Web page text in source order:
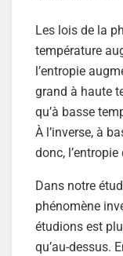
Les lois de la
température
l’entropie
grand à haute
qu’à basse
À l’inverse, à
donc,
Dans notre
phénomène
étudions est
qu’au-dessus.